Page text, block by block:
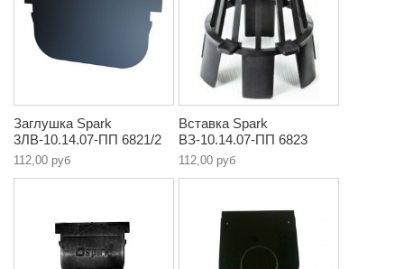
Заглушка Spark
3ЛВ-10.14.07-ПП 6821/2
112,00 руб
Вставка Spark
ВЗ-10.14.07-ПП 6823
112,00 руб